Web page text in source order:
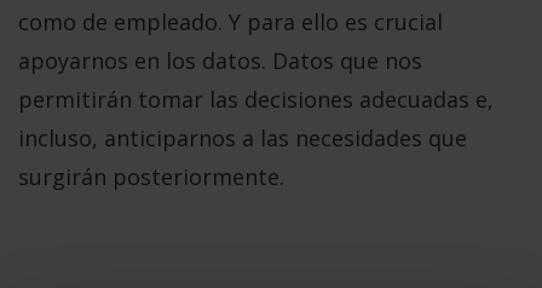
como de empleado. Y para ello es crucial
apoyarnos en los datos. Datos que nos
permitirán tomar las decisiones adecuadas e,
incluso, anticiparnos a las necesidades que
surgirán posteriormente.